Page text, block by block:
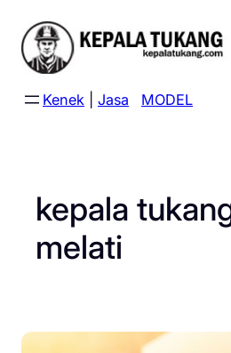
content
Kenek Jasa MODEL
kepala
melati